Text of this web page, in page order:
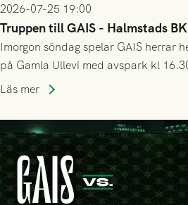
2026-07-25 19:00
Truppen till GAIS - Halmstads
Imorgon söndag spelar GAIS herrar
på Gamla Ullevi med avspark kl
ledarstaben har tagit ut följande
Läs mer